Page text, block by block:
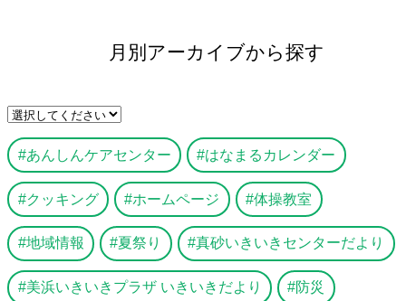
月別アーカイブから探す
あんしんケアセンター はなまるカレンダー
クッキング ホームページ 体操教室
地域情報 夏祭り 真砂いきいきセンターだより
美浜いきいきプラザ いきいきだより 防災